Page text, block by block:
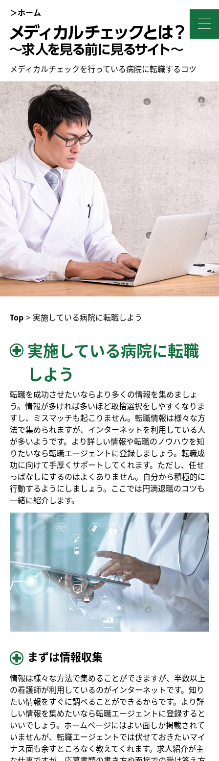
＞ホーム
メディカルチェックを行っている病院に転職するコツ
Top > 実施している病院に転職しよう
実施している病院に転職
しよう
転職を成功させたいならより多くの情報を集めましょ
う。情報が多ければ多いほど取捨選択をしやすくなりま
すし、ミスマッチも起こりません。転職情報は様々な方
法で集められますが、インターネットを利用している人
が多いようです。より詳しい情報や転職のノウハウを知
りたいなら転職エージェントに登録しましょう。転職成
功に向けて手厚くサポートしてくれます。ただし、任せ
っぱなしにするのはよくありません。自分から積極的に
行動するようにしましょう。ここでは円満退職のコツも
一緒に紹介します。
まずは情報収集
情報は様々な方法で集めることができますが、半数以上
の看護師が利用しているのがインターネットです。知り
たい情報をすぐに調べることができるからです。より詳
しい情報を集めたいなら転職エージェントに登録すると
いいでしょう。ホームページにはよい面しか掲載されて
いませんが、転職エージェントでは伏せておきたいマイ
ナス面も余すところなく教えてくれます。求人紹介が主